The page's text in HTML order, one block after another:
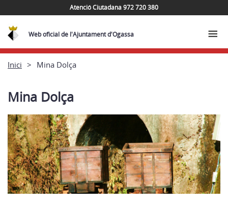
Atenció Ciutadana 972 720 380
Web oficial de l'Ajuntament d'Ogassa
Inici Mina Dolça
Mina Dolça